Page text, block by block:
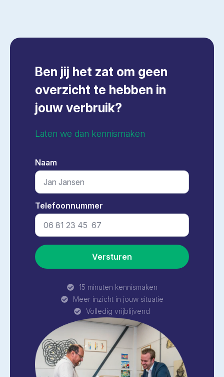
Ben jij het zat om geen
overzicht te hebben in
jouw verbruik?
Laten we dan kennismaken
Naam
Telefoonnummer
Versturen
15 minuten kennismaken
Meer inzicht in jouw situatie
Volledig vrijblijvend